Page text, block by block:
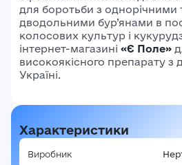
для боротьби з однорічними
дводольними бур’янами в
колосових культур і
інтернет-магазині «Є Поле»
високоякісного препарату з
Україні.
Характеристики
Виробник